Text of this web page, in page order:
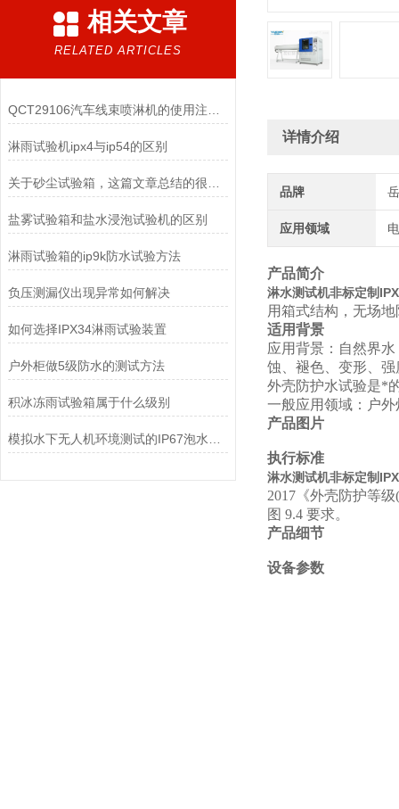
相关文章
RELATED ARTICLES
淋雨试验机ipx4与ip54的区别
盐雾试验箱和盐水浸泡试验机的区别
淋雨试验箱的ip9k防水试验方法
负压测漏仪出现异常如何解决
如何选择IPX34淋雨试验装置
户外柜做5级防水的测试方法
积冰冻雨试验箱属于什么级别
详情介绍
品牌
应用领域
产品简介
淋水测试机非标定制
用箱式结构，无场
适用背景
应用背景：自然界
蚀、褪色、变形、
外壳防护水试验是*
一般应用领域：户
产品图片
执行标准
淋水测试机非标定制
2017《外壳防护等级
图 9.4 要求。
产品细节
设备参数